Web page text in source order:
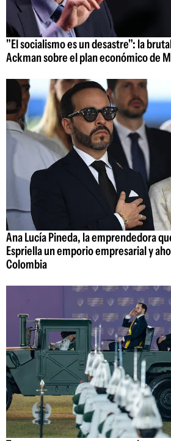
"El socialismo es un desastre": la
Ackman sobre el plan económico de
Ana Lucía Pineda, la emprendedora
Espriella un emporio empresarial y
Colombia